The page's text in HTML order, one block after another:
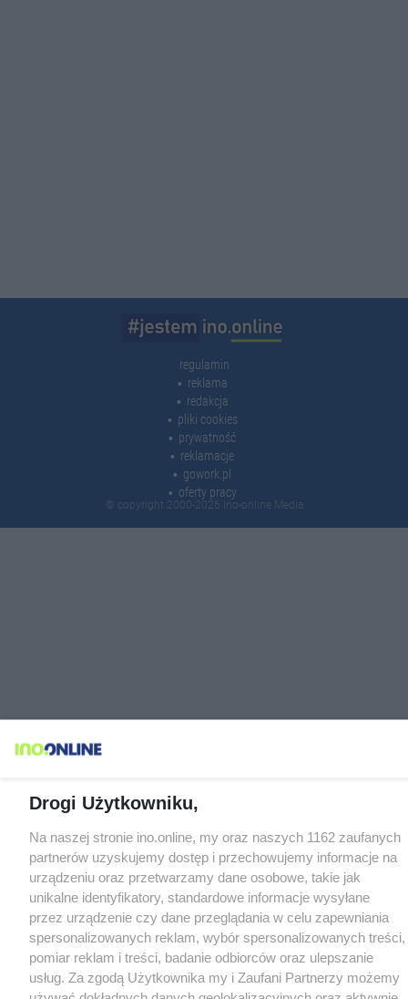
regulamin
reklama
redakcja
pliki cookies
prywatność
reklamacje
gowork.pl
oferty pracy
© copyright 2000-2026 Ino-online Media
Drogi Użytkowniku,
Na naszej stronie ino.online, my oraz naszych 1162 zaufanych
partnerów uzyskujemy dostęp i przechowujemy informacje na
urządzeniu oraz przetwarzamy dane osobowe, takie jak
unikalne identyfikatory, standardowe informacje wysyłane
przez urządzenie czy dane przeglądania w celu zapewniania
spersonalizowanych reklam, wybór spersonalizowanych treści,
pomiar reklam i treści, badanie odbiorców oraz ulepszanie
usług. Za zgodą Użytkownika my i Zaufani Partnerzy możemy